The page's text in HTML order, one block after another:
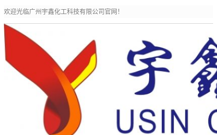
欢迎光临广州宇鑫化工科技有限公司官网！